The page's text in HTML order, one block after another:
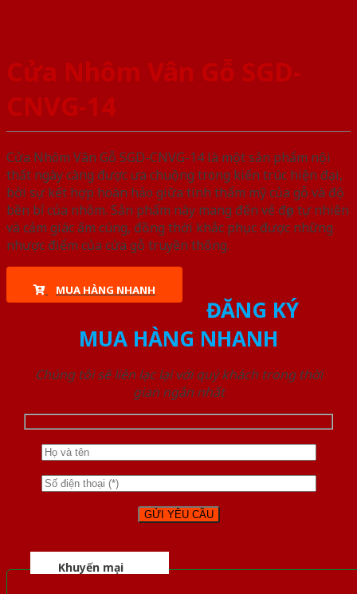
Cửa Nhôm Vân Gỗ SGD-
CNVG-14
Cửa Nhôm Vân Gỗ SGD-CNVG-14 là một sản phẩm nội
thất ngày càng được ưa chuộng trong kiến trúc hiện đại,
bởi sự kết hợp hoàn hảo giữa tính thẩm mỹ của gỗ và độ
bền bỉ của nhôm. Sản phẩm này mang đến vẻ đẹp tự nhiên
và cảm giác ấm cúng, đồng thời khắc phục được những
nhược điểm của cửa gỗ truyền thống.
MUA HÀNG NHANH
ĐĂNG KÝ
MUA HÀNG NHANH
Chúng tôi sẽ liên lạc lại với quý khách trong thời
gian ngắn nhất
Khuyến mại